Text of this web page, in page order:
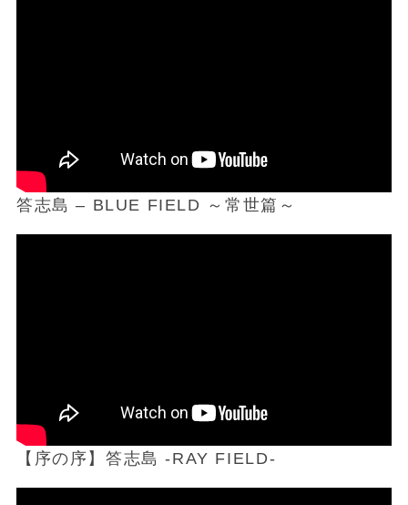
答志島 – BLUE FIELD ～常世篇～
【序の序】答志島 -RAY FIELD-